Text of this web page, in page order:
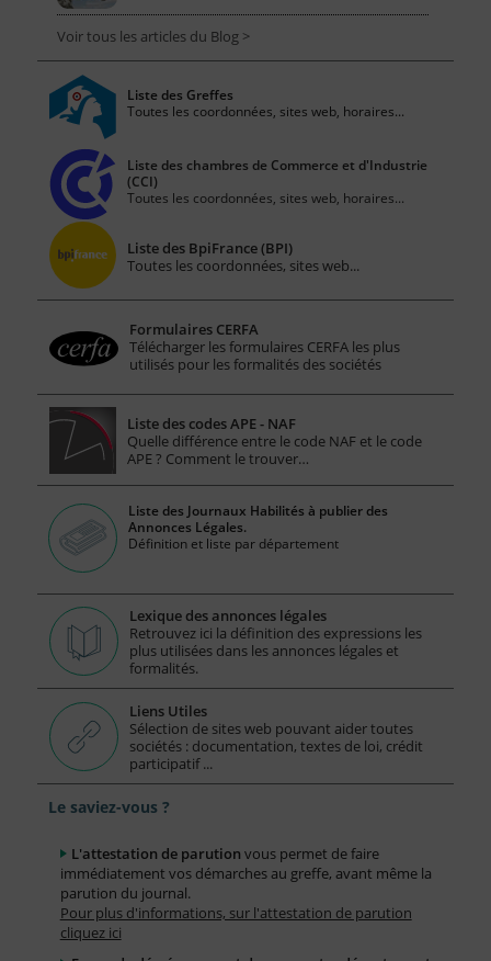
Voir tous les articles du Blog >
Liste des Greffes
Toutes les coordonnées, sites web, horaires...
Liste des chambres de Commerce et d'Industrie
(CCI)
Toutes les coordonnées, sites web, horaires...
Liste des BpiFrance (BPI)
Toutes les coordonnées, sites web...
Formulaires CERFA
Télécharger les formulaires CERFA les plus
utilisés pour les formalités des sociétés
Liste des codes APE - NAF
Quelle différence entre le code NAF et le code
APE ? Comment le trouver…
Liste des Journaux Habilités à publier des
Annonces Légales.
Définition et liste par département
Lexique des annonces légales
Retrouvez ici la définition des expressions les
plus utilisées dans les annonces légales et
formalités.
Liens Utiles
Sélection de sites web pouvant aider toutes
sociétés : documentation, textes de loi, crédit
participatif ...
Le saviez-vous ?
L'attestation de parution vous permet de faire
immédiatement vos démarches au greffe, avant même la
parution du journal.
Pour plus d'informations, sur l'attestation de parution
cliquez ici